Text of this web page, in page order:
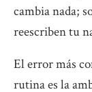
cambia nada;
reescriben tu
El error más
rutina es la